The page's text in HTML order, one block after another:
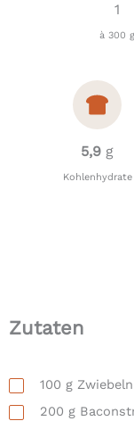
1
à 300 g
5,9 g
Kohlenhydrate
Zutaten
100 g Zwiebeln
200 g